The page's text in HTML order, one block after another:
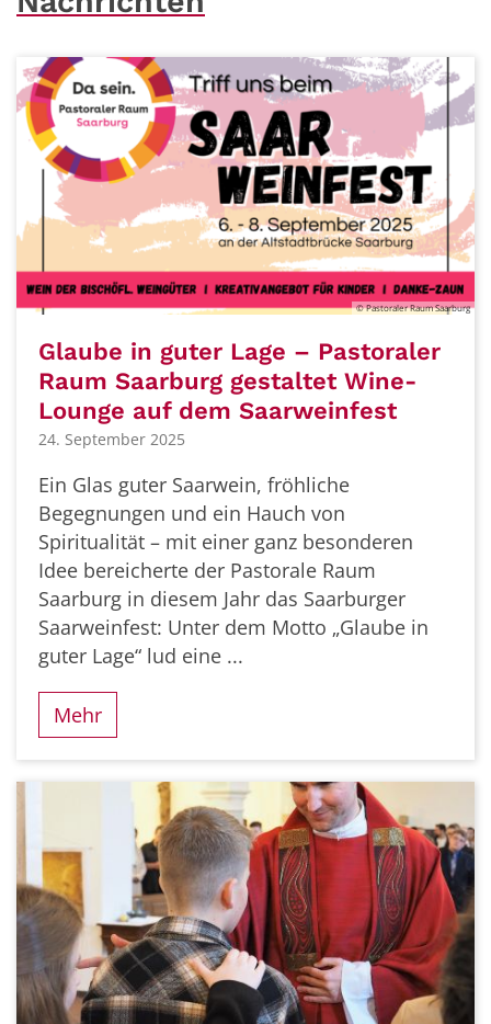
© Pastoraler Raum Saarburg
Glaube in guter Lage – Pastoraler
Raum Saarburg gestaltet Wine-
Lounge auf dem Saarweinfest
24. September 2025
Ein Glas guter Saarwein, fröhliche
Begegnungen und ein Hauch von
Spiritualität – mit einer ganz besonderen
Idee bereicherte der Pastorale Raum
Saarburg in diesem Jahr das Saarburger
Saarweinfest: Unter dem Motto „Glaube in
guter Lage“ lud eine ...
Mehr